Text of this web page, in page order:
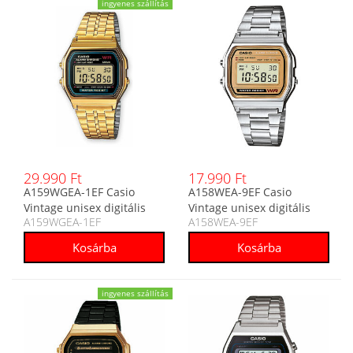
ingyenes szállítás
29.990 Ft
A159WGEA-1EF Casio
Vintage unisex digitális
karóra
A159WGEA-1EF
17.990 Ft
A158WEA-9EF Casio
Vintage unisex digitális
karóra
A158WEA-9EF
ingyenes szállítás